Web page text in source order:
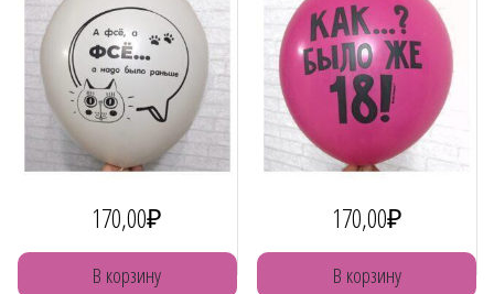
170,00₽
В корзину
170,00₽
В корзину